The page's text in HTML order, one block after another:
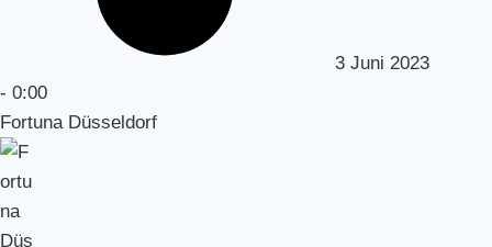
3 Juni 2023
- 0:00
Fortuna Düsseldorf